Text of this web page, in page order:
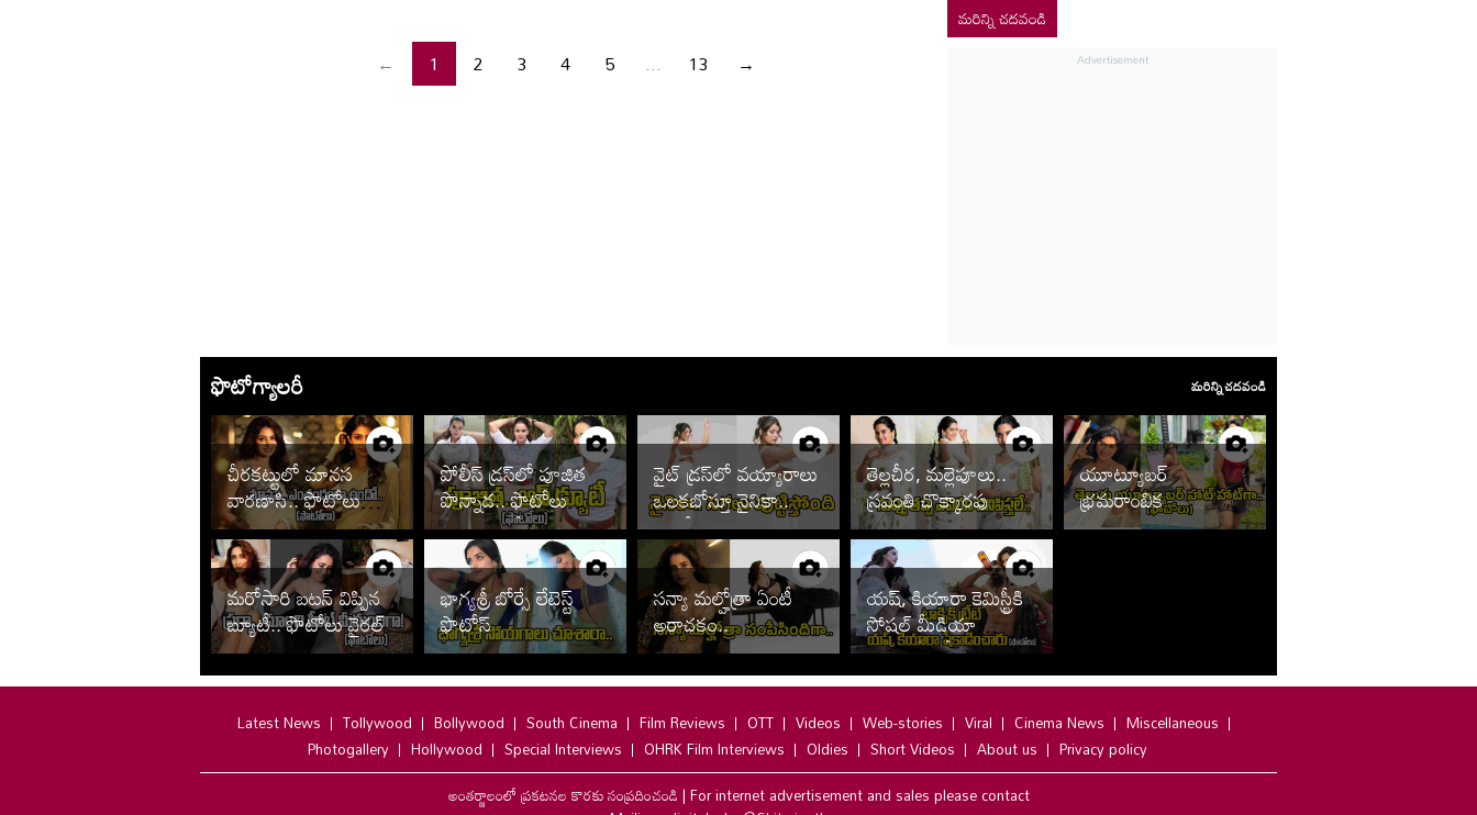
← 1 2 3 4 5 ... 13 →
మరిన్ని చదవండి
ఫొటోగ్యాలరీ మరిన్ని చదవండి
చీరకట్టులో మానస
వారణాసి.. ఫొటోలు
వైరల్
పోలీస్ డ్రస్‌లో పూజిత
పొన్నాడ.. ఫొటోలు
చూడాల్సిందే
వైట్ డ్రస్‌లో వయ్యారాలు
ఒలకబోస్తూ నైనికా..
ఫొటోలు వైరల్
తెల్లచీర, మల్లెపూలు..
స్రవంతి చొక్కారపు ఏంటి
కథ?
యూట్యూబర్
భ్రమరాంబిక
మొదలెట్టిందిగా.. ఇంత
మరోసారి బటన్ విప్పిన
బ్యూటీ.. ఫొటోలు వైరల్
భాగ్యశ్రీ బోర్సే లేటెస్ట్
ఫొటోస్
సన్యా మల్హోత్రా ఏంటీ
అరాచకం..
యష్, కియారా కెమిస్ట్రీకి
సోషల్ మీడియా
తగలడిపోతోందిగా..
Latest News Tollywood Bollywood South Cinema Film Reviews OTT Videos Web-stories Viral Cinema News
Miscellaneous
Photogallery
Hollywood Special Interviews OHRK Film Interviews Oldies Short Videos About us
Privacy policy
అంతర్జాలంలో ప్రకటనల కొరకు సంప్రదించండి|For internet advertisement and sales please contact